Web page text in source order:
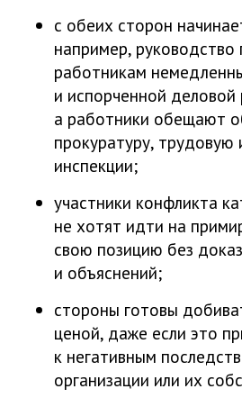
с обеих сторон
например, руководство
работникам
и испорченной деловой
а работники обещают
прокуратуру, трудовую
инспекции;
участники конфликта
не хотят идти на
свою позицию без
и объяснений;
стороны готовы
ценой, даже если это
к негативным
организации или их